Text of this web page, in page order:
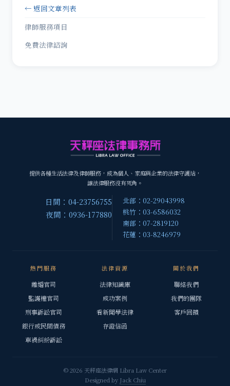
← 返回文章列表
律師服務項目
免費法律諮詢
提供各種生活法律及律師服務，成為個人、家庭與企業的法律守護站，
讓法律服務沒有死角。
日間：04-23756755
夜間：0936-177880
北部：02-29043998
桃竹：03-6586032
南部：07-2819120
花蓮：03-8246979
熱門服務
離婚官司
監護權官司
刑事訴訟官司
銀行或民間債務
車禍糾紛訴訟
法律資源
法律知識庫
成功案例
看新聞學法律
存證信函
關於我們
聯絡我們
我們的團隊
客戶回饋
© 2026 天秤座法律網 Libra Law Center
Designed by Jack Chiu